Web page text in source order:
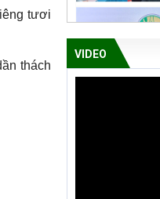
tươi
thách
VIDEO